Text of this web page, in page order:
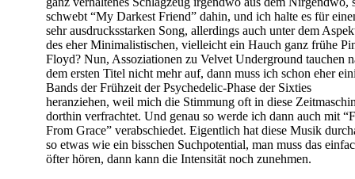
schwebt “My Darkest Friend” dahin, und ich halte es für
sehr ausdrucksstarken Song, allerdings auch unter dem
des eher Minimalistischen, vielleicht ein Hauch ganz frühe
Floyd? Nun, Assoziationen zu Velvet Underground tauchen
dem ersten Titel nicht mehr auf, dann muss ich schon eher
Bands der Frühzeit der Psychedelic-Phase der Sixties
heranziehen, weil mich die Stimmung oft in diese
dorthin verfrachtet. Und genau so werde ich dann auch mit
From Grace” verabschiedet. Eigentlich hat diese Musik
so etwas wie ein bisschen Suchpotential, man muss das
öfter hören, dann kann die Intensität noch zunehmen.